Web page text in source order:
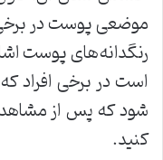
موضعی پوست در
رنگدانه‌های پوست
است در برخی افراد
شود که پس از
کنید.